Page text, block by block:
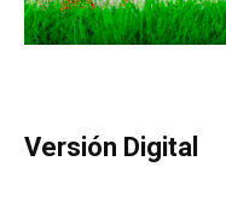
Versión Digital